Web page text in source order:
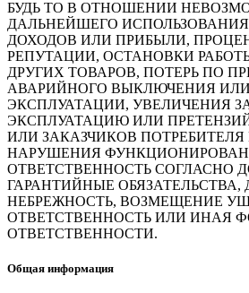
БУДЬ ТО В ОТНОШЕНИИ
ДАЛЬНЕЙШЕГО
ДОХОДОВ ИЛИ ПРИБЫЛИ,
РЕПУТАЦИИ, ОСТАНОВКИ
ДРУГИХ ТОВАРОВ, ПОТЕРЬ ПО
АВАРИЙНОГО ВЫКЛЮЧЕНИЯ
ЭКСПЛУАТАЦИИ, УВЕЛИЧЕНИЯ
ЭКСПЛУАТАЦИЮ ИЛИ
ИЛИ ЗАКАЗЧИКОВ
НАРУШЕНИЯ
ОТВЕТСТВЕННОСТЬ СОГЛАСНО
ГАРАНТИЙНЫЕ ОБЯЗАТЕЛЬСТВА,
НЕБРЕЖНОСТЬ, ВОЗМЕЩЕНИЕ
ОТВЕТСТВЕННОСТЬ ИЛИ ИНАЯ
ОТВЕТСТВЕННОСТИ.
Общая информация